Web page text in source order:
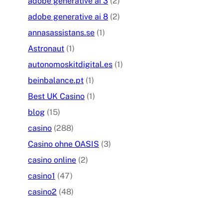
adobe generative ai 8 (2)
annasassistans.se (1)
Astronaut (1)
autonomoskitdigital.es (1)
beinbalance.pt (1)
Best UK Casino (1)
blog (15)
casino (288)
Casino ohne OASIS (3)
casino online (2)
casino1 (47)
casino2 (48)